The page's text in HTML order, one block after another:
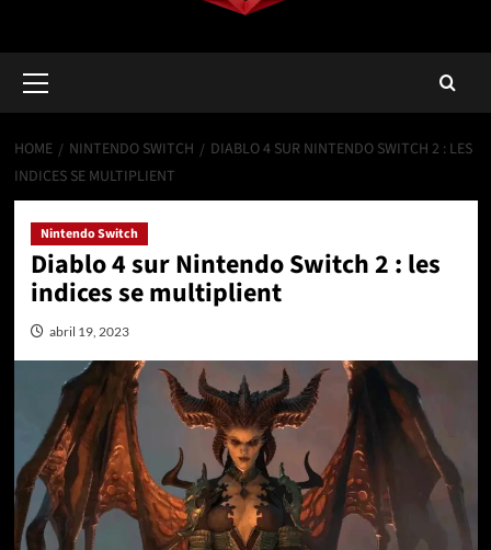
Menu
HOME NINTENDO SWITCH
DIABLO 4 SUR NINTENDO SWITCH 2 : LES
INDICES SE MULTIPLIENT
Nintendo Switch
Diablo 4 sur Nintendo Switch 2 : les
indices se multiplient
abril 19, 2023